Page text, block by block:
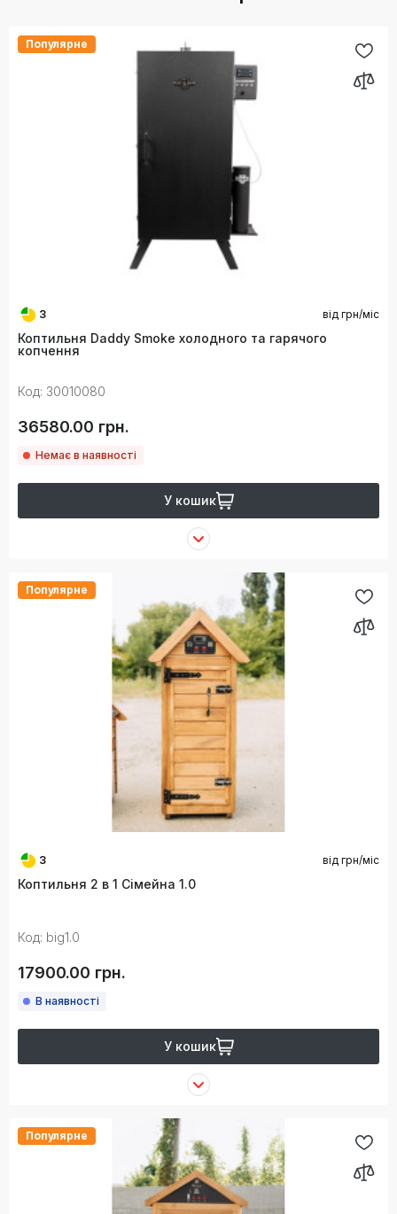
Популярне
3 від грн/міс
Коптильня Daddy Smoke холодного та гарячого
копчення
Код: 30010080
36580.00 грн.
Немає в наявності
У кошик
Популярне
3 від грн/міс
Коптильня 2 в 1 Сімейна 1.0
Код: big1.0
17900.00 грн.
В наявності
У кошик
Популярне